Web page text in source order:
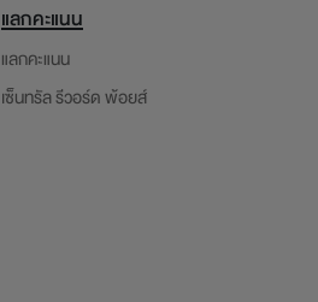
แลกคะแนน
แลกคะแนน
เซ็นทรัล รีวอร์ด พ้อยส์